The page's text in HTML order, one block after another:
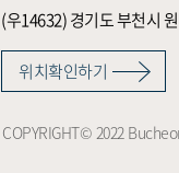
(우14632)경기도 부천시
위치확인하기
COPYRIGHT© 2022